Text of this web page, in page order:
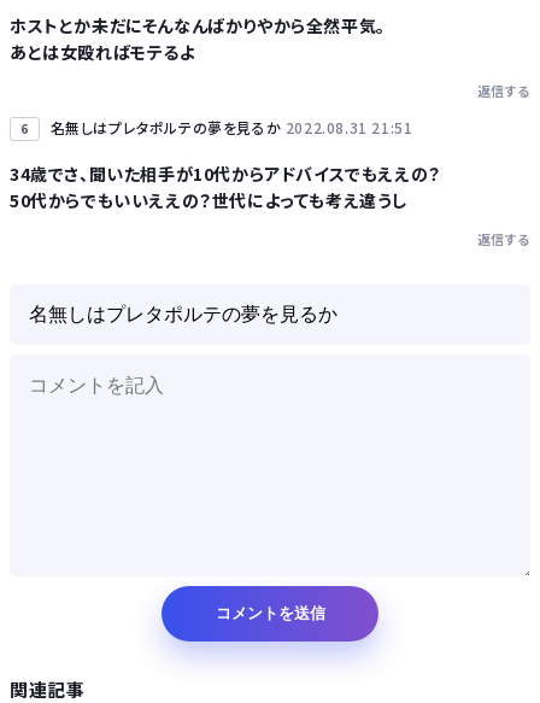
ホストとか未だにそんなんばかりやから全然平気。
あとは女殴ればモテるよ
返信する
6 名無しはプレタポルテの夢を見るか 2022.08.31 21:51
34歳でさ、聞いた相手が10代からアドバイスでもええの？
50代からでもいいええの？世代によっても考え違うし
返信する
関連記事